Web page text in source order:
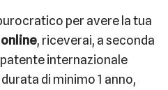
per avere la tua
, riceverai, a seconda
internazionale
di minimo 1 anno,